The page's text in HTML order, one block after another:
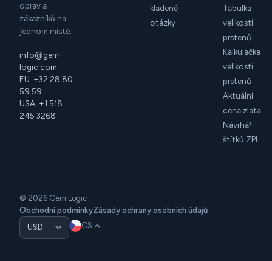
oprav a
zákazníků na
jednom místě.
info@gem-
logic.com
EU: +32 28 80
59 59
USA: +1 518
245 3268
kladené
otázky
Tabulka
velikostí
prstenů
Kalkulačka
velikostí
prstenů
Aktuální
cena zlata
Návrhář
štítků ZPL
© 2026 Gem Logic
Obchodní podmínkyZásady ochrany osobních údajů
CS